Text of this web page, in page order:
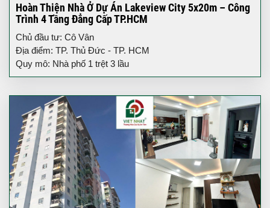
Hoàn Thiện Nhà Ở Dự Án Lakeview City 5x20m – Công
Trình 4 Tầng Đẳng Cấp TP.HCM
Chủ đầu tư: Cô Vân
Địa điểm: TP. Thủ Đức - TP. HCM
Quy mô: Nhà phố 1 trệt 3 lầu